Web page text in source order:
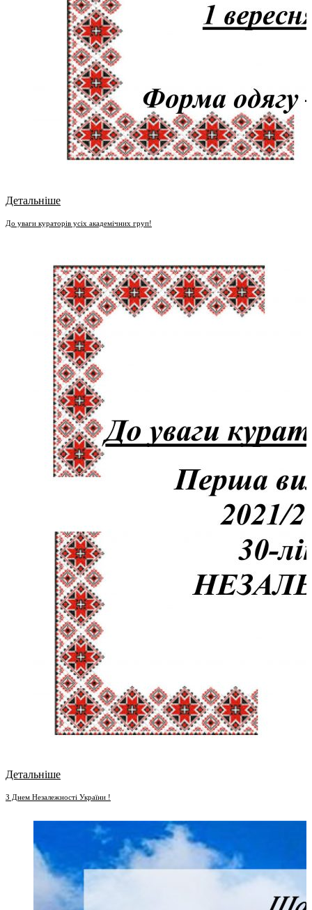
Детальніше
До уваги кураторів усіх академічних груп!
Детальніше
З Днем Незалежності України !